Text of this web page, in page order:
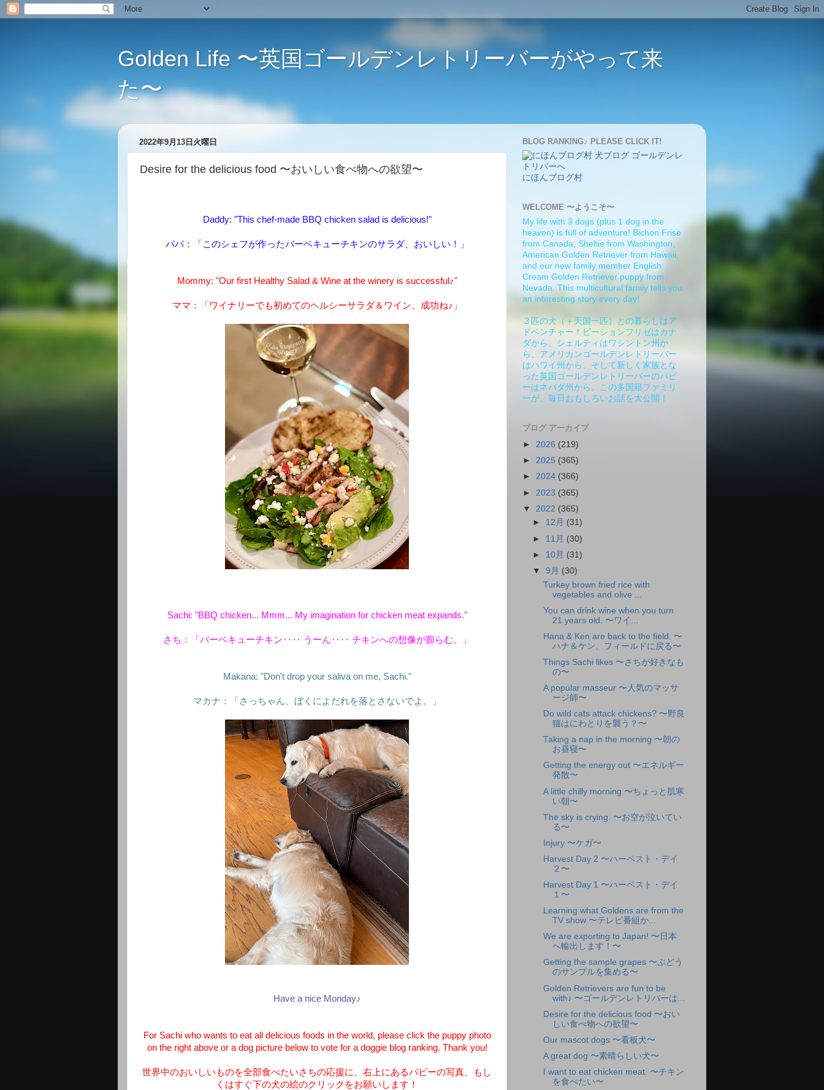
Golden Life 〜英国ゴールデンレトリーバーがやって来
た〜
2022年9月13日火曜日
Desire for the delicious food 〜おいしい食べ物への欲望〜
Daddy: "This chef-made BBQ chicken salad is delicious!"
パパ：「このシェフが作ったバーベキューチキンのサラダ、おいしい！」
Mommy: "Our first Healthy Salad & Wine at the winery is successful♪"
ママ：「ワイナリーでも初めてのヘルシーサラダ＆ワイン、成功ね♪」
Sachi: "BBQ chicken... Mmm... My imagination for chicken meat expands."
さち：「バーベキューチキン‥‥ うーん‥‥ チキンへの想像が膨らむ。」
Makana: "Don't drop your saliva on me, Sachi."
マカナ：「さっちゃん、ぼくによだれを落とさないでよ。」
Have a nice Monday♪
For Sachi who wants to eat all delicious foods in the world, please click the puppy photo
on the right above or a dog picture below to vote for a doggie blog ranking. Thank you!
世界中のおいしいものを全部食べたいさちの応援に、右上にあるパピーの写真、もし
くはすぐ下の犬の絵のクリックをお願いします！
BLOG RANKING♪ PLEASE CLICK IT!
にほんブログ村
WELCOME 〜ようこそ〜
My life with 3 dogs (plus 1 dog in the
heaven) is full of adventure! Bichon Frise
from Canada, Sheltie from Washington,
American Golden Retriever from Hawaii,
and our new family member English
Cream Golden Retriever puppy from
Nevada. This multicultural family tells you
an interesting story every day!
３匹の犬（＋天国一匹）との暮らしはア
ドベンチャー！ビーションフリゼはカナ
ダから、シェルティはワシントン州か
ら、アメリカンゴールデンレトリーバー
はハワイ州から、そして新しく家族とな
った英国ゴールデンレトリーバーのパピ
ーはネバダ州から。この多国籍ファミリ
ーが、毎日おもしろいお話を大公開！
ブログ アーカイブ
► 2026 (219)
► 2025 (365)
► 2024 (366)
► 2023 (365)
▼ 2022 (365)
► 12月 (31)
► 11月 (30)
► 10月 (31)
▼9月 (30)
Turkey brown fried rice with
vegetables and olive ...
You can drink wine when you turn
21 years old. 〜ワイ...
Hana & Ken are back to the field. 〜
ハナ＆ケン、フィールドに戻る〜
Things Sachi likes 〜さちが好きなも
の〜
A popular masseur 〜人気のマッサ
ージ師〜
Do wild cats attack chickens? 〜野良
猫はにわとりを襲う？〜
Taking a nap in the morning 〜朝の
お昼寝〜
Getting the energy out 〜エネルギー
発散〜
A little chilly morning 〜ちょっと肌寒
い朝〜
The sky is crying. 〜お空が泣いてい
る〜
Injury 〜ケガ〜
Harvest Day 2 〜ハーベスト・デイ
２〜
Harvest Day 1 〜ハーベスト・デイ
１〜
Learning what Goldens are from the
TV show 〜テレビ番組か...
We are exporting to Japan! 〜日本
へ輸出します！〜
Getting the sample grapes 〜ぶどう
のサンプルを集める〜
Golden Retrievers are fun to be
with♪ 〜ゴールデンレトリバーは...
Desire for the delicious food 〜おい
しい食べ物への欲望〜
Our mascot dogs 〜看板犬〜
A great dog 〜素晴らしい犬〜
I want to eat chicken meat. 〜チキン
を食べたい〜